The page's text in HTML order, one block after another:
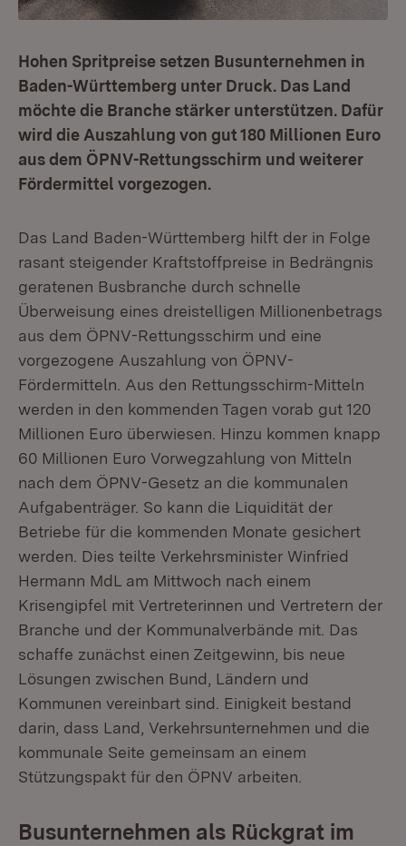
Hohen Spritpreise setzen Busunternehmen in
Baden-Württemberg unter Druck. Das Land
möchte die Branche stärker unterstützen. Dafür
wird die Auszahlung von gut 180 Millionen Euro
aus dem ÖPNV-Rettungsschirm und weiterer
Fördermittel vorgezogen.
Das Land Baden-Württemberg hilft der in Folge
rasant steigender Kraftstoffpreise in Bedrängnis
geratenen Busbranche durch schnelle
Überweisung eines dreistelligen Millionenbetrags
aus dem ÖPNV-Rettungsschirm und eine
vorgezogene Auszahlung von ÖPNV-
Fördermitteln. Aus den Rettungsschirm-Mitteln
werden in den kommenden Tagen vorab gut 120
Millionen Euro überwiesen. Hinzu kommen knapp
60 Millionen Euro Vorwegzahlung von Mitteln
nach dem ÖPNV-Gesetz an die kommunalen
Aufgabenträger. So kann die Liquidität der
Betriebe für die kommenden Monate gesichert
werden. Dies teilte Verkehrsminister Winfried
Hermann MdL am Mittwoch nach einem
Krisengipfel mit Vertreterinnen und Vertretern der
Branche und der Kommunalverbände mit. Das
schaffe zunächst einen Zeitgewinn, bis neue
Lösungen zwischen Bund, Ländern und
Kommunen vereinbart sind. Einigkeit bestand
darin, dass Land, Verkehrsunternehmen und die
kommunale Seite gemeinsam an einem
Stützungspakt für den ÖPNV arbeiten.
Busunternehmen als Rückgrat im